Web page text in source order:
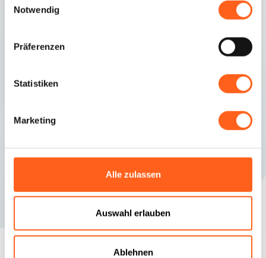
Notwendig
Präferenzen
Statistiken
Marketing
Alle zulassen
Auswahl erlauben
Ablehnen
Valderice
Hügel, vier Schritte durch die Geschichte: der